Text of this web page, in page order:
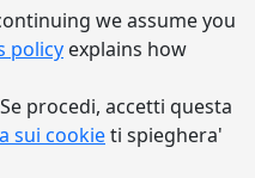
we assume you
policy explains how
procedi, accetti questa
sui cookieti spieghera'